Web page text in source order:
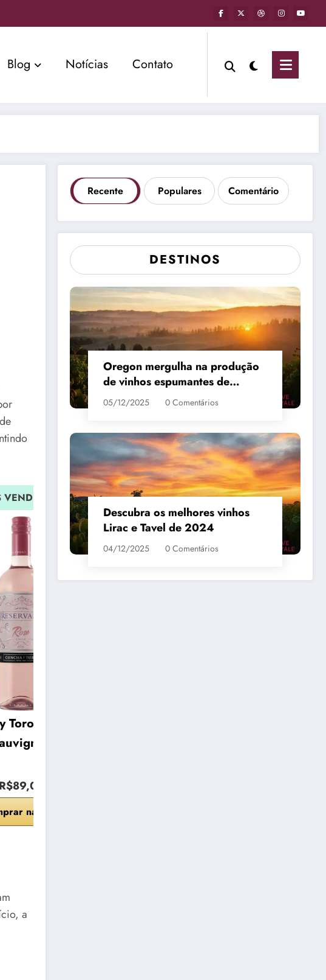
Blog Notícias Contato
#3
Toro Cabernet
R$89,00
na Amazon
MAIS VENDIDO #4
a
Recente Populares Comentário
DESTINOS
Oregon mergulha na produção
de vinhos espumantes de
qualidade
05/12/2025 0 Comentários
Descubra os melhores vinhos
Lirac e Tavel de 2024
04/12/2025 0 Comentários